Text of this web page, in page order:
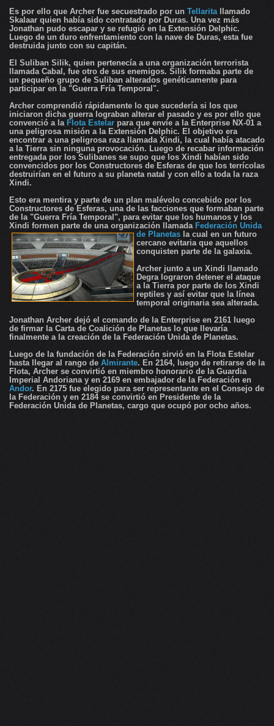
Es por ello que Archer fue secuestrado por un Tellaritallamado
Skalaar quien había sido contratado por Duras. Una vez más
Jonathan pudo escapar y se refugió en la Extensión Delphic.
Luego de un duro enfrentamiento con la nave de Duras, esta fue
destruida junto con su capitán.
El Suliban Silik, quien pertenecía a una organización terrorista
llamada Cabal, fue otro de sus enemigos. Silik formaba parte de
un pequeño grupo de Suliban alterados genéticamente para
participar en la "Guerra Fría Temporal".
Archer comprendió rápidamente lo que sucedería si los que
iniciaron dicha guerra lograban alterar el pasado y es por ello que
convenció a la Flota Estelar para que envíe a la Enterprise NX-01 a
una peligrosa misión a la Extensión Delphic. El objetivo era
encontrar a una peligrosa raza llamada Xindi, la cual había atacado
a la Tierra sin ninguna provocación. Luego de recabar información
entregada por los Sulibanes se supo que los Xindi habían sido
convencidos por los Constructores de Esferas de que los terrícolas
destruirían en el futuro a su planeta natal y con ello a toda la raza
Xindi.
Esto era mentira y parte de un plan malévolo concebido por los
Constructores de Esferas, una de las facciones que formaban parte
de la "Guerra Fría Temporal", para evitar que los humanos y los
Xindi formen parte de una organización llamada Federación Unida
de Planetas la cual en un futuro
cercano evitaria que aquellos
conquisten parte de la galaxia.
Archer junto a un Xindi llamado
Degra lograron detener el ataque
a la Tierra por parte de los Xindi
reptiles y así evitar que la línea
temporal originaria sea alterada.
Jonathan Archer dejó el comando de la Enterprise en 2161 luego
de firmar la Carta de Coalición de Planetas lo que llevaría
finalmente a la creación de la Federación Unida de Planetas.
Luego de la fundación de la Federación sirvió en la Flota Estelar
hasta llegar al rango de Almirante. En 2164, luego de retirarse de la
Flota, Archer se convirtió en miembro honorario de la Guardia
Imperial Andoriana y en 2169 en embajador de la Federación en
Andor. En 2175 fue elegido para ser representante en el Consejo de
la Federación y en 2184 se convirtió en Presidente de la
Federación Unida de Planetas, cargo que ocupó por ocho años.